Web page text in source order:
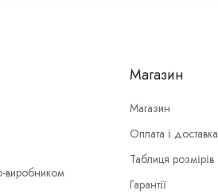
виробником
Магазин
Магазин
Оплата і доставка
Таблиця розмірів
Гарантії